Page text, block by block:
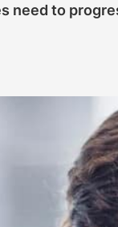
need to